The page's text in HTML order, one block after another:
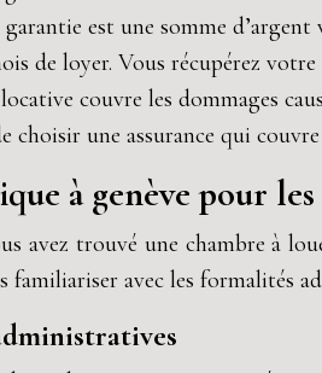
est une somme
de loyer. Vous récupérez
locative couvre les dommages
choisir une assurance qui
à genève pour
avez trouvé une chambre à
familiariser avec les formalités